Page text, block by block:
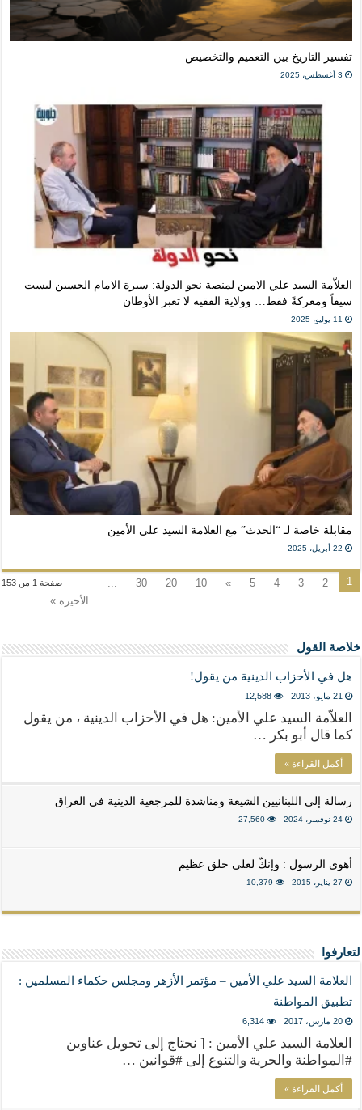
تفسير التاريخ بين التعميم والتخصيص
3 أغسطس، 2025
العلاّمة السيد علي الامين لمنصة نحو الدولة: سيرة الامام الحسين ليست
سيفاً ومعركةً فقط… وولاية الفقيه لا تعبر الأوطان
11 يوليو، 2025
مقابلة خاصة لـ “الحدث” مع العلامة السيد علي الأمين
22 أبريل، 2025
صفحة 1 من 153 1
2
3
4
5
»
10
20
30
الأخيرة »
خلاصة القول
هل في الأحزاب الدينية من يقول!
21 مايو، 2013 12,588
العلاّمة السيد علي الأمين: هل في الأحزاب الدينية ، من يقول
كما قال أبو بكر …
أكمل القراءة »
رسالة إلى اللبنانيين الشيعة ومناشدة للمرجعية الدينية في العراق
24 نوفمبر، 2024 27,560
أهوى الرسول : وإنكّ لعلى خلق عظيم
27 يناير، 2015 10,379
لتعارفوا
العلامة السيد علي الأمين – مؤتمر الأزهر ومجلس حكماء المسلمين :
تطبيق المواطنة
20 مارس، 2017 6,314
العلامة السيد علي الأمين : [ نحتاج إلى تحويل عناوين
#المواطنة والحرية والتنوع إلى #قوانين …
أكمل القراءة »